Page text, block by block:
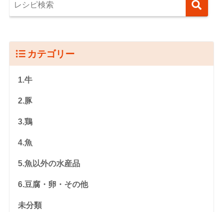
カテゴリー
1.牛
2.豚
3.鶏
4.魚
5.魚以外の水産品
6.豆腐・卵・その他
未分類